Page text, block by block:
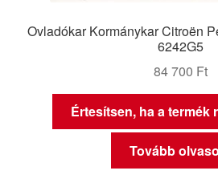
Ovladókar Kormánykar Citroën
6242G5
84 700 Ft
Értesítsen, ha a termék
Tovább